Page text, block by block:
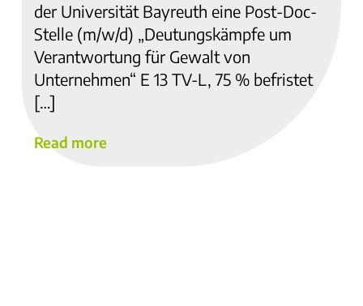
der Universität Bayreuth eine Post-Doc-
Stelle (m/w/d) „Deutungskämpfe um
Verantwortung für Gewalt von
Unternehmen“ E 13 TV-L, 75 % befristet
[…]
Read more